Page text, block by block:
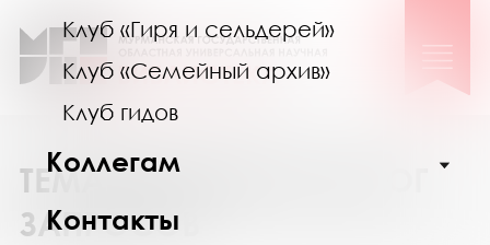
Клуб «Гиря и сельдерей»
Клуб «Семейный архив»
Клуб гидов
Коллегам
Контакты
ТЕМАТИЧЕСКИЙ КАТАЛОГ
ЗАПРОСОВ